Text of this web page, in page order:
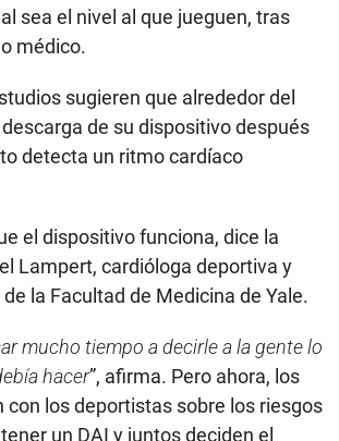
sea el nivel al que jueguen, tras
médico.
sugieren que alrededor del
de su dispositivo después
detecta un ritmo cardíaco
el dispositivo funciona, dice la
Lampert, cardióloga deportiva y
la Facultad de Medicina de Yale.
mucho tiempo a decirle a la gente lo
hacer”, afirma. Pero ahora, los
con los deportistas sobre los riesgos
un DAI y juntos deciden el